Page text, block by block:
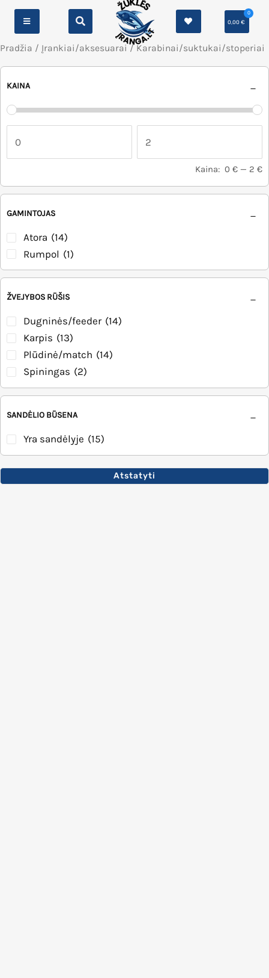
0,00€
0
Pradžia / Įrankiai/aksesuarai / Karabinai/suktukai/stoperiai
KAINA
Kaina: 0 € — 2 €
GAMINTOJAS
Atora (14)
Rumpol (1)
ŽVEJYBOS RŪŠIS
Dugninės/feeder (14)
Karpis (13)
Plūdinė/match (14)
Spiningas (2)
SANDĖLIO BŪSENA
Yra sandėlyje (15)
Atstatyti